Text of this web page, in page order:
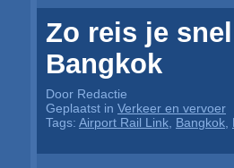
Zo reis je
Bangkok
Door Redactie
Geplaatst in Verkeer en vervoer
Tags: Airport Rail Link Bangkok